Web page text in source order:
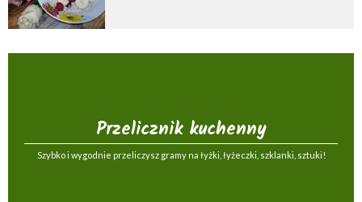
Przelicznik kuchenny
Szybko i wygodnie przeliczysz gramy na łyżki, łyżeczki, szklanki, sztuki!